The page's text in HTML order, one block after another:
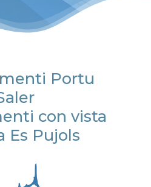
Portu
con vista
Es Pujols